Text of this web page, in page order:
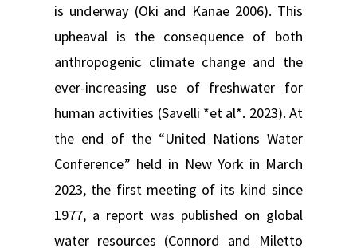
is underway (Oki and Kanae 2006). This
upheaval is the consequence of both
anthropogenic climate change and the
ever-increasing use of freshwater for
human activities (Savelli *et al*. 2023). At
the end of the “United Nations Water
Conference” held in New York in March
2023, the first meeting of its kind since
1977, a report was published on global
water resources (Connord and Miletto